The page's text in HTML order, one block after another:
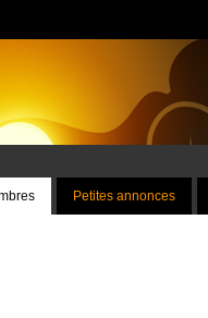
Petites annonces